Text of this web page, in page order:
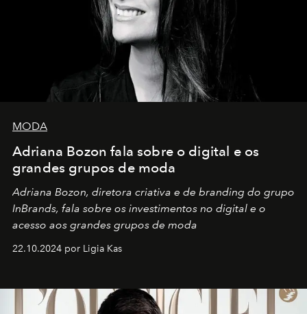
MODA
Adriana Bozon fala sobre o digital e os
grandes grupos de moda
Adriana Bozon, diretora criativa e de branding do grupo
InBrands, fala sobre os investimentos no digital e o
acesso aos grandes grupos de moda
22.10.2024 por Ligia Kas